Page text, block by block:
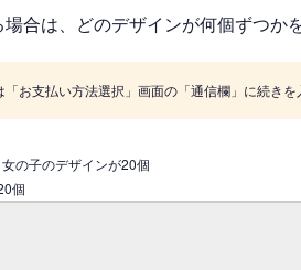
合は、どのデザインが何個ずつ
お支払い方法選択」画面の「通信欄」に続きを
の子のデザインが20個
個